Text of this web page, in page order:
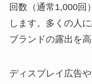
回数（通常1,000回
します。多くの人
ブランドの露出を
ディスプレイ広告